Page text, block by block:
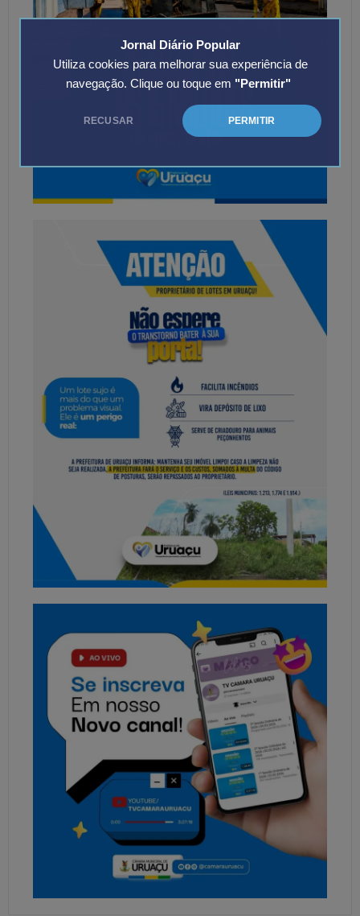
Jornal Diário Popular
Utiliza cookies para melhorar sua experiência de
navegação. Clique ou toque em "Permitir"
RECUSAR PERMITIR